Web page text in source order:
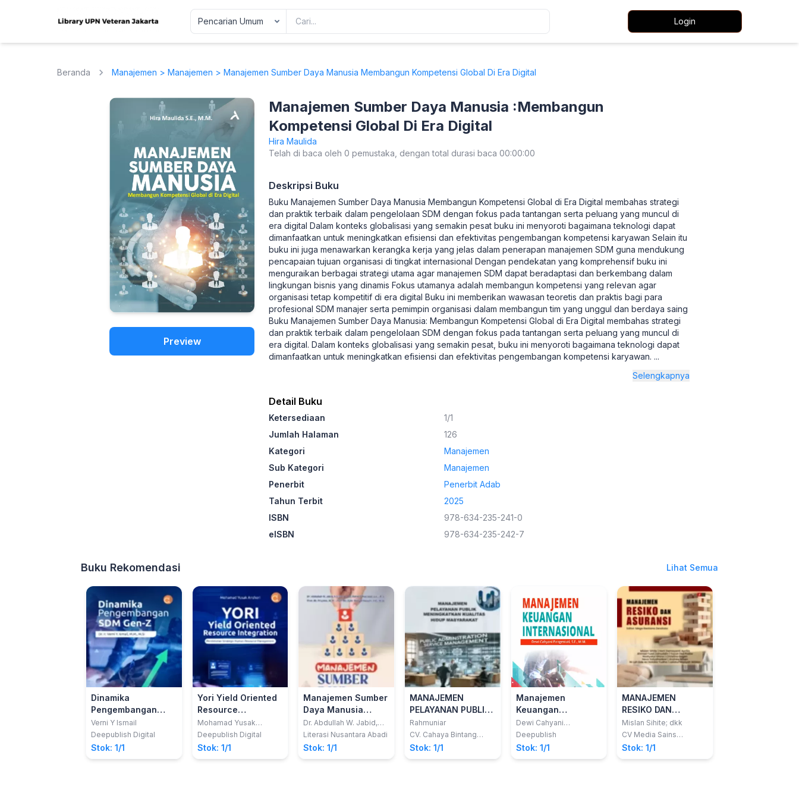
Login
Beranda Manajemen > Manajemen > Manajemen Sumber Daya Manusia Membangun Kompetensi Global Di Era Digital
Preview
Manajemen Sumber Daya Manusia :Membangun
Kompetensi Global Di Era Digital
Hira Maulida
Telah di baca oleh 0 pemustaka, dengan total durasi baca 00:00:00
Deskripsi Buku
Buku Manajemen Sumber Daya Manusia Membangun Kompetensi Global di Era Digital membahas strategi
dan praktik terbaik dalam pengelolaan SDM dengan fokus pada tantangan serta peluang yang muncul di
era digital Dalam konteks globalisasi yang semakin pesat buku ini menyoroti bagaimana teknologi dapat
dimanfaatkan untuk meningkatkan efisiensi dan efektivitas pengembangan kompetensi karyawan Selain itu
buku ini juga menawarkan kerangka kerja yang jelas dalam penerapan manajemen SDM guna mendukung
pencapaian tujuan organisasi di tingkat internasional Dengan pendekatan yang komprehensif buku ini
menguraikan berbagai strategi utama agar manajemen SDM dapat beradaptasi dan berkembang dalam
lingkungan bisnis yang dinamis Fokus utamanya adalah membangun kompetensi yang relevan agar
organisasi tetap kompetitif di era digital Buku ini memberikan wawasan teoretis dan praktis bagi para
profesional SDM manajer serta pemimpin organisasi dalam membangun tim yang unggul dan berdaya saing
Buku Manajemen Sumber Daya Manusia: Membangun Kompetensi Global di Era Digital membahas strategi
dan praktik terbaik dalam pengelolaan SDM dengan fokus pada tantangan serta peluang yang muncul di
era digital. Dalam konteks globalisasi yang semakin pesat, buku ini menyoroti bagaimana teknologi dapat
dimanfaatkan untuk meningkatkan efisiensi dan efektivitas pengembangan kompetensi karyawan. ...
Selengkapnya
Detail Buku
Ketersediaan
1/1
Jumlah Halaman
126
Kategori
Manajemen
Sub Kategori
Manajemen
Penerbit
Penerbit Adab
Tahun Terbit
2025
ISBN
978-634-235-241-0
eISBN
978-634-235-242-7
Buku Rekomendasi Lihat Semua
Dinamika
Pengembangan
SDM Generasi - Z
Verni Y Ismail
Deepublish Digital
Stok: 1/1
Yori Yield Oriented
Resource
Integration
Pendekatan
Strategic Human
Resource
Mohamad Yusak
Anshori
Deepublish Digital
Stok: 1/1
Manajemen Sumber
Daya Manusia
Internasional
Dr. Abdullah W. Jabid,
S.E, M.M; Dr. Rahayu Puji
Literasi Nusantara Abadi
Stok: 1/1
MANAJEMEN
PELAYANAN PUBLIK
MENINGKATKAN
KUALITAS HIDUP
MASYARAKAT
Rahmuniar
CV. Cahaya Bintang
Cemerlang
Stok: 1/1
Manajemen
Keuangan
Internasional
Dewi Cahyani
Pangestuti
Deepublish
Stok: 1/1
MANAJEMEN
RESIKO DAN
ASURANSI
Mislan Sihite; dkk
CV Media Sains
Indonesia
Stok: 1/1